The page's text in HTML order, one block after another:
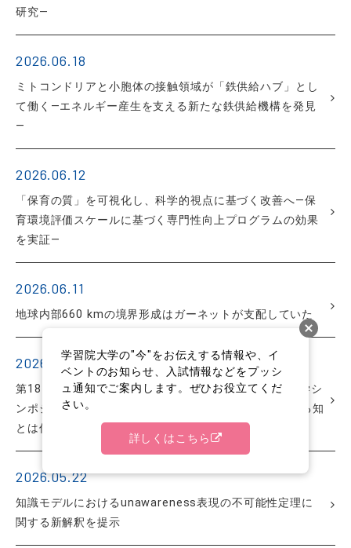
研究―
2026.06.18
ミトコンドリアと小胞体の接触領域が「鉄供給ハブ」とし
て働く―エネルギー産生を支える新たな鉄供給機構を発見
―
2026.06.12
「保育の質」を可視化し、科学的視点に基づく改善へ―保
育環境評価スケールに基づく専門性向上プログラムの効果
を実証―
2026.06.11
地球内部660 kmの境界形成はガーネットが支配していた
2026.06.02
第18回ブランディング・シンポジウム（第38回生命科学シ
ンポジウム）「超高齢社会を科学するⅧ 老いを支える知
とは何か－認知症、がん、死生観」
2026.05.22
知識モデルにおけるunawareness表現の不可能性定理に
関する新解釈を提示
学習院大学の"今"をお伝えする情報や、イ
ベントのお知らせ、入試情報などをプッシ
ュ通知でご案内します。ぜひお役立てくだ
さい。
詳しくはこちら